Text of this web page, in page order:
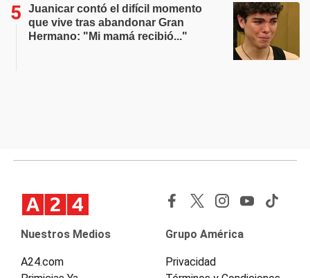
Juanicar contó el difícil momento
que vive tras abandonar Gran
Hermano: "Mi mamá recibió..."
Nuestros Medios
A24.com
Grupo América
Privacidad